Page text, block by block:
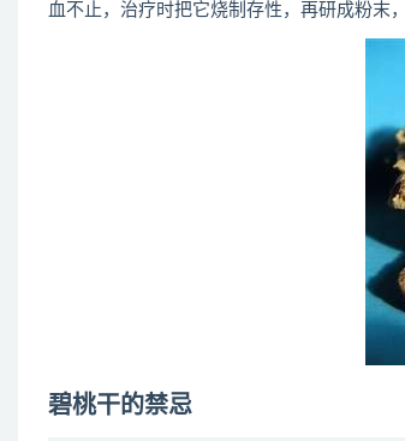
血不止，治疗时把它烧制存性，再研成粉末
碧桃干的禁忌